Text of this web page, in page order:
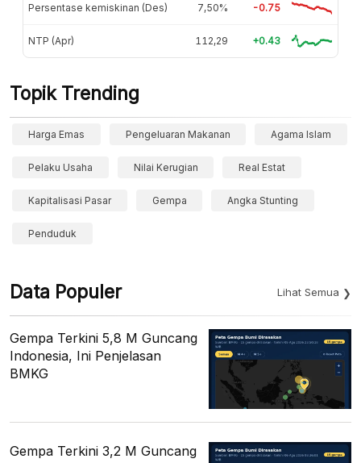
Persentase kemiskinan (Des) 7,50% -0.75
NTP (Apr) 112,29 +0.43
Topik Trending
Harga Emas Pengeluaran Makanan Agama Islam
Pelaku Usaha Nilai Kerugian Real Estat
Kapitalisasi Pasar Gempa Angka Stunting
Penduduk
Data Populer Lihat Semua
Gempa Terkini 5,8 M Guncang
Indonesia, Ini Penjelasan
BMKG
Gempa Terkini 3,2 M Guncang